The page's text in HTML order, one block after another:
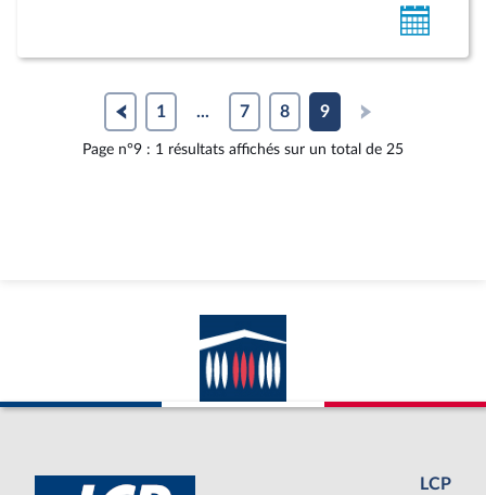
au
1 ... 7 8 9
Page n°9 : 1 résultats affichés sur un total de 25
LCP